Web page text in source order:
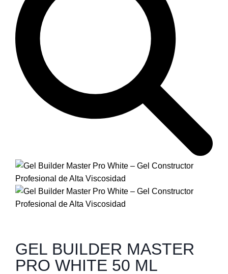
GEL BUILDER MASTER
PRO WHITE 50 ML